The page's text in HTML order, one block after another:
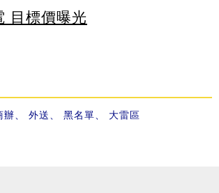
目標價曝光
辦 外送 黑名單 大雷區